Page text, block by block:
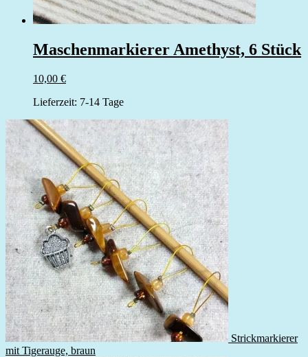
Maschenmarkierer Amethyst, 6 Stück
10,00 €
Lieferzeit: 7-14 Tage
Strickmarkierer
mit Tigerauge, braun